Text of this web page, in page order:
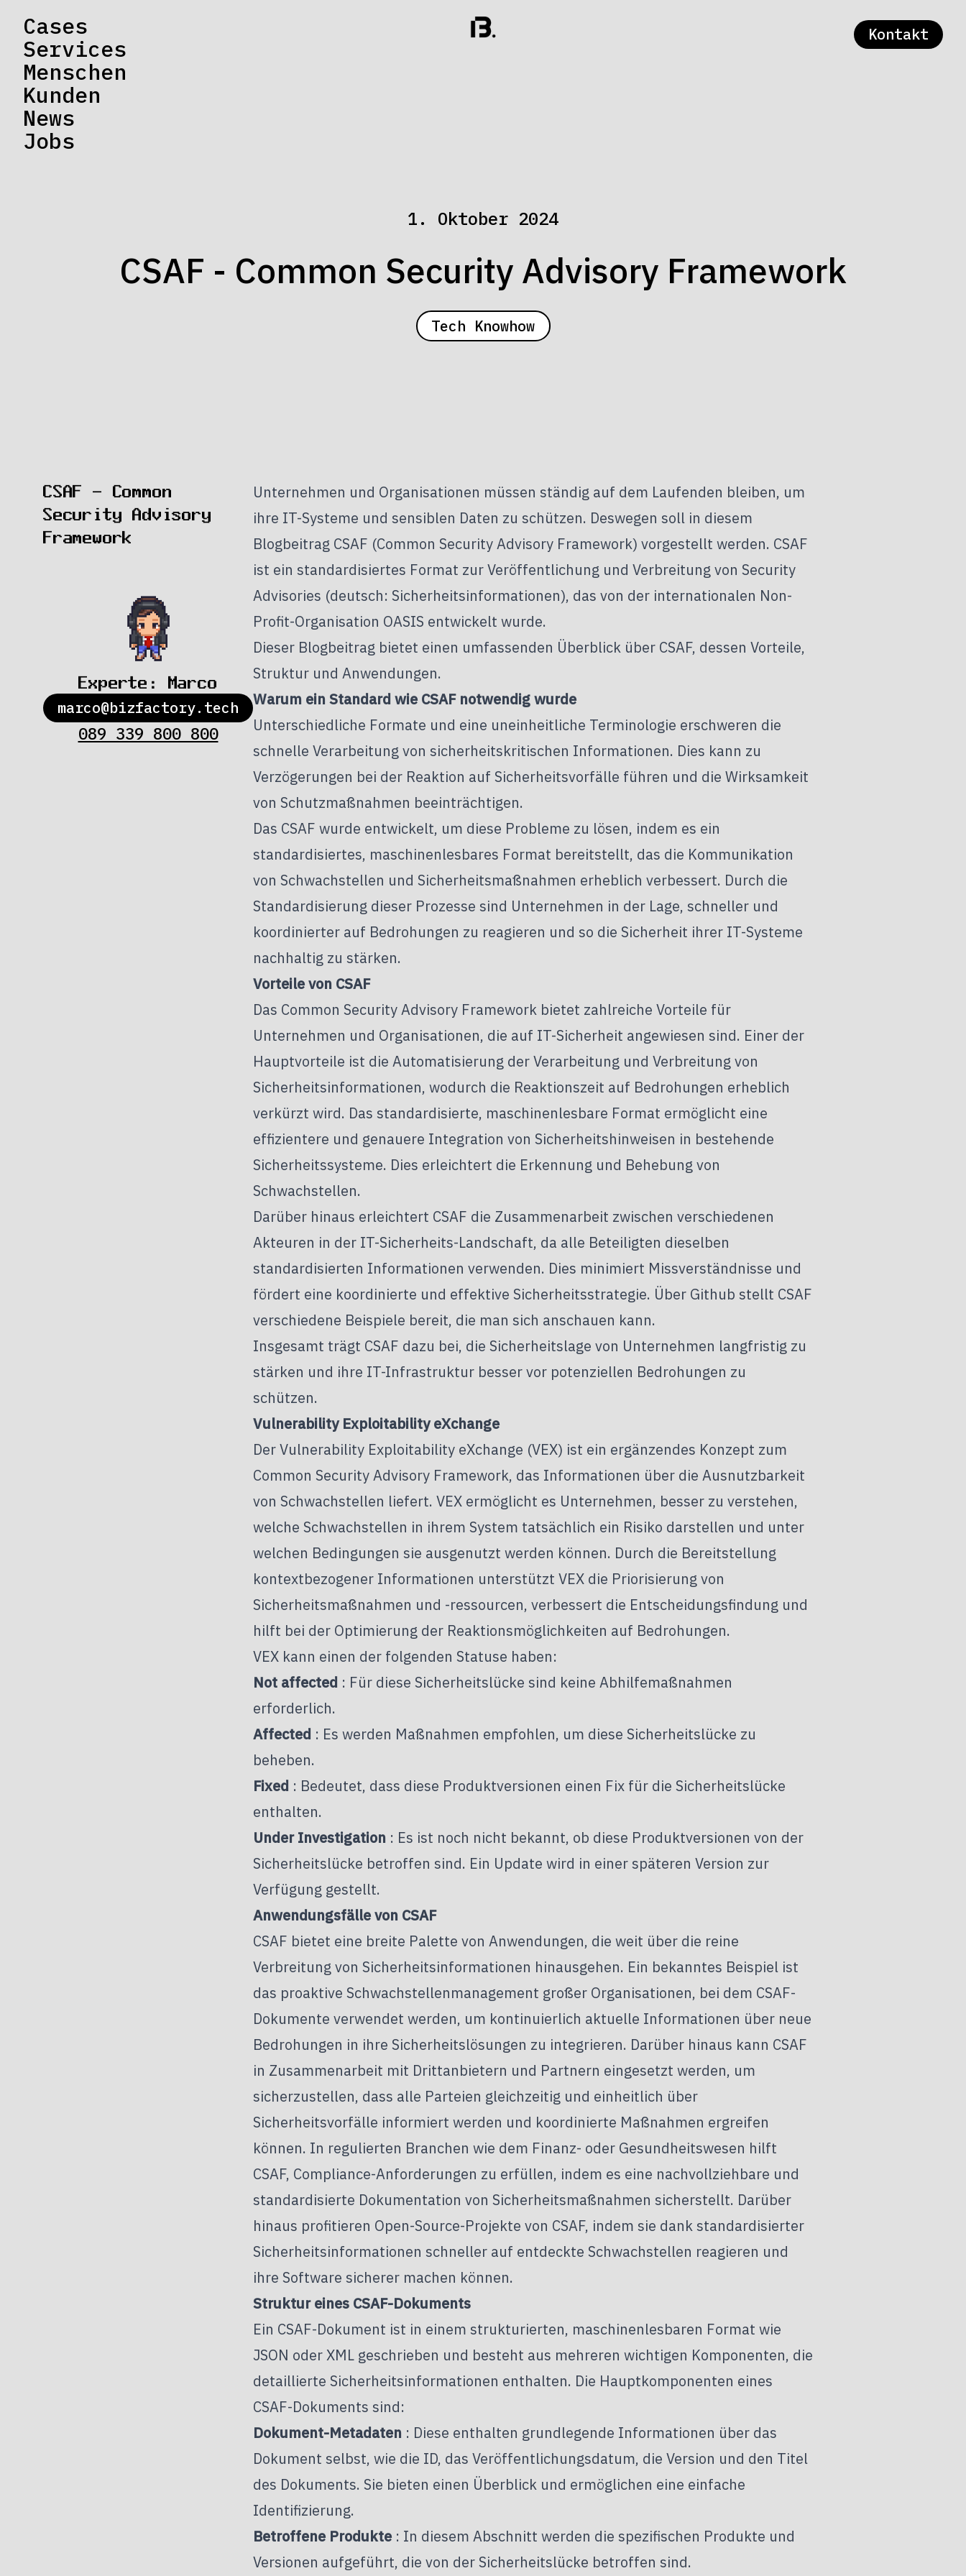
Cases
Services
Menschen
Kunden
Jobs
Kontakt
1. Oktober 2024
CSAF - Common Security Advisory Framework
Tech Knowhow
CSAF - Common
Security Advisory
Framework
Experte: Marco
marco@bizfactory.tech
089 339 800 800
Unternehmen und Organisationen müssen ständig auf dem Laufenden bleiben, um
ihre IT-Systeme und sensiblen Daten zu schützen. Deswegen soll in diesem
Blogbeitrag CSAF (Common Security Advisory Framework) vorgestellt werden. CSAF
ist ein standardisiertes Format zur Veröffentlichung und Verbreitung von Security
Advisories (deutsch: Sicherheitsinformationen), das von der internationalen Non-
Profit-Organisation OASIS entwickelt wurde.
Dieser Blogbeitrag bietet einen umfassenden Überblick über CSAF, dessen Vorteile,
Struktur und Anwendungen.
Warum ein Standard wie CSAF notwendig wurde
Unterschiedliche Formate und eine uneinheitliche Terminologie erschweren die
schnelle Verarbeitung von sicherheitskritischen Informationen. Dies kann zu
Verzögerungen bei der Reaktion auf Sicherheitsvorfälle führen und die Wirksamkeit
von Schutzmaßnahmen beeinträchtigen.
Das CSAF wurde entwickelt, um diese Probleme zu lösen, indem es ein
standardisiertes, maschinenlesbares Format bereitstellt, das die Kommunikation
von Schwachstellen und Sicherheitsmaßnahmen erheblich verbessert. Durch die
Standardisierung dieser Prozesse sind Unternehmen in der Lage, schneller und
koordinierter auf Bedrohungen zu reagieren und so die Sicherheit ihrer IT-Systeme
nachhaltig zu stärken.
Vorteile von CSAF
Das Common Security Advisory Framework bietet zahlreiche Vorteile für
Unternehmen und Organisationen, die auf IT-Sicherheit angewiesen sind. Einer der
Hauptvorteile ist die Automatisierung der Verarbeitung und Verbreitung von
Sicherheitsinformationen, wodurch die Reaktionszeit auf Bedrohungen erheblich
verkürzt wird. Das standardisierte, maschinenlesbare Format ermöglicht eine
effizientere und genauere Integration von Sicherheitshinweisen in bestehende
Sicherheitssysteme. Dies erleichtert die Erkennung und Behebung von
Schwachstellen.
Darüber hinaus erleichtert CSAF die Zusammenarbeit zwischen verschiedenen
Akteuren in der IT-Sicherheits-Landschaft, da alle Beteiligten dieselben
standardisierten Informationen verwenden. Dies minimiert Missverständnisse und
fördert eine koordinierte und effektive Sicherheitsstrategie. Über Github stellt CSAF
verschiedene Beispiele bereit, die man sich anschauen kann.
Insgesamt trägt CSAF dazu bei, die Sicherheitslage von Unternehmen langfristig zu
stärken und ihre IT-Infrastruktur besser vor potenziellen Bedrohungen zu
schützen.
Vulnerability Exploitability eXchange
Der Vulnerability Exploitability eXchange (VEX) ist ein ergänzendes Konzept zum
Common Security Advisory Framework, das Informationen über die Ausnutzbarkeit
von Schwachstellen liefert. VEX ermöglicht es Unternehmen, besser zu verstehen,
welche Schwachstellen in ihrem System tatsächlich ein Risiko darstellen und unter
welchen Bedingungen sie ausgenutzt werden können. Durch die Bereitstellung
kontextbezogener Informationen unterstützt VEX die Priorisierung von
Sicherheitsmaßnahmen und -ressourcen, verbessert die Entscheidungsfindung und
hilft bei der Optimierung der Reaktionsmöglichkeiten auf Bedrohungen.
VEX kann einen der folgenden Statuse haben:
Not affected : Für diese Sicherheitslücke sind keine Abhilfemaßnahmen
erforderlich.
Affected : Es werden Maßnahmen empfohlen, um diese Sicherheitslücke zu
beheben.
Fixed : Bedeutet, dass diese Produktversionen einen Fix für die Sicherheitslücke
enthalten.
Under Investigation : Es ist noch nicht bekannt, ob diese Produktversionen von der
Sicherheitslücke betroffen sind. Ein Update wird in einer späteren Version zur
Verfügung gestellt.
Anwendungsfälle von CSAF
CSAF bietet eine breite Palette von Anwendungen, die weit über die reine
Verbreitung von Sicherheitsinformationen hinausgehen. Ein bekanntes Beispiel ist
das proaktive Schwachstellenmanagement großer Organisationen, bei dem CSAF-
Dokumente verwendet werden, um kontinuierlich aktuelle Informationen über neue
Bedrohungen in ihre Sicherheitslösungen zu integrieren. Darüber hinaus kann CSAF
in Zusammenarbeit mit Drittanbietern und Partnern eingesetzt werden, um
sicherzustellen, dass alle Parteien gleichzeitig und einheitlich über
Sicherheitsvorfälle informiert werden und koordinierte Maßnahmen ergreifen
können. In regulierten Branchen wie dem Finanz- oder Gesundheitswesen hilft
CSAF, Compliance-Anforderungen zu erfüllen, indem es eine nachvollziehbare und
standardisierte Dokumentation von Sicherheitsmaßnahmen sicherstellt. Darüber
hinaus profitieren Open-Source-Projekte von CSAF, indem sie dank standardisierter
Sicherheitsinformationen schneller auf entdeckte Schwachstellen reagieren und
ihre Software sicherer machen können.
Struktur eines CSAF-Dokuments
Ein CSAF-Dokument ist in einem strukturierten, maschinenlesbaren Format wie
JSON oder XML geschrieben und besteht aus mehreren wichtigen Komponenten, die
detaillierte Sicherheitsinformationen enthalten. Die Hauptkomponenten eines
CSAF-Dokuments sind:
Dokument-Metadaten : Diese enthalten grundlegende Informationen über das
Dokument selbst, wie die ID, das Veröffentlichungsdatum, die Version und den Titel
des Dokuments. Sie bieten einen Überblick und ermöglichen eine einfache
Identifizierung.
Betroffene Produkte : In diesem Abschnitt werden die spezifischen Produkte und
Versionen aufgeführt, die von der Sicherheitslücke betroffen sind.